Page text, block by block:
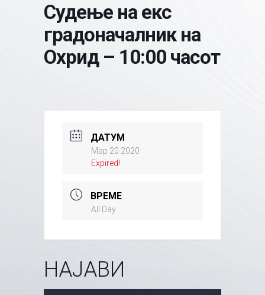
Судење на екс
градоначалник на
Охрид – 10:00 часот
ДАТУМ
Мар 20 2020
Expired!
ВРЕМЕ
All Day
НАЈАВИ